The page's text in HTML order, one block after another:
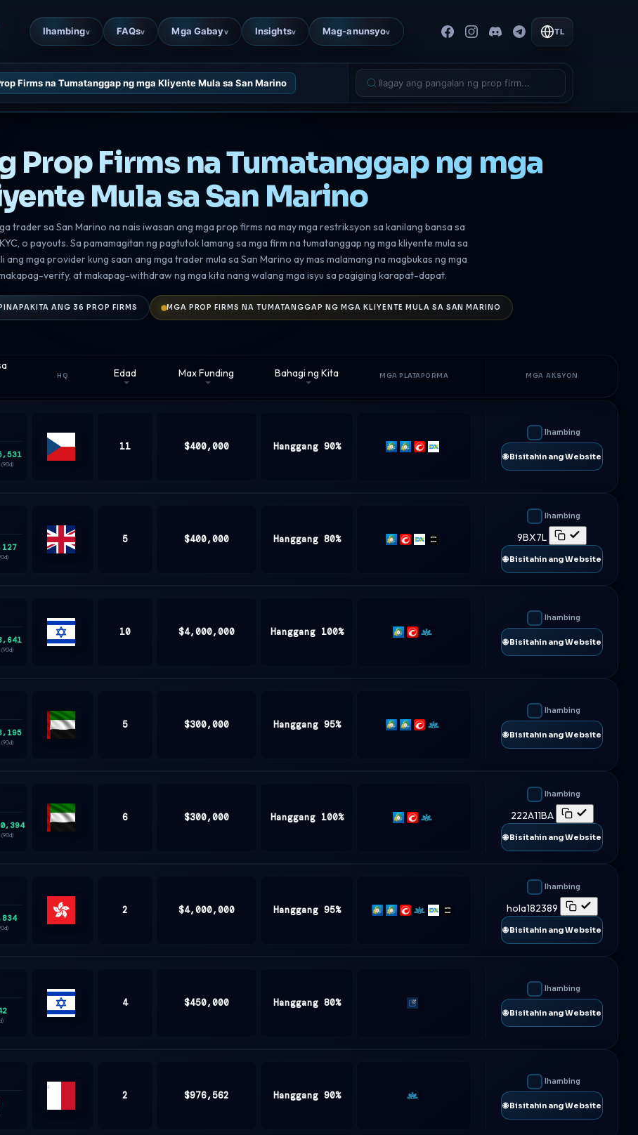
Ihambingv FAQsv Mga Gabayv Insightsv Mag-anunsyov TL
Firms na Tumatanggap ng mga Kliyente Mula sa San Marino
Prop Firms na Tumatanggap ng mga
Mula sa San Marino
trader sa San Marino na nais iwasan ang mga prop firms na may mga restriksyon sa kanilang bansa sa
o payouts. Sa pamamagitan ng pagtutok lamang sa mga firm na tumatanggap ng mga kliyente mula sa
ang mga provider kung saan ang mga trader mula sa San Marino ay mas malamang na magbukas ng mga
verify, at makapag-withdraw ng mga kita nang walang mga isyu sa pagiging karapat-dapat.
ANG 36 PROP FIRMS MGA PROP FIRMS NA TUMATANGGAP NG MGA KLIYENTE MULA SA SAN MARINO
HQ Edad Max Funding Bahagi ng Kita MGA PLATAPORMA MGA AKSYON
(90d)
11 $400,000 Hanggang 90% MT4MT5cTrader
DXtrade
Ihambing
🌐 Bisitahin ang Website
5 $400,000 Hanggang 80% MT5cTrader
DXtrade
TradeLocker
Ihambing
9BX7L
🌐 Bisitahin ang Website
(90d)
10 $4,000,000 Hanggang 100% MT5cTrader
Match-
Ihambing
🌐 Bisitahin ang Website
(90d)
5 $300,000 Hanggang 95% MT4MT5cTrader
Match-
Ihambing
🌐 Bisitahin ang Website
(90d)
6 $300,000 Hanggang 100% MT5cTrader
Match-
Ihambing
222A11BA
🌐 Bisitahin ang Website
2 $4,000,000 Hanggang 95% MT4MT5cTrader
Match-
DXtrade
TradeLocker
Ihambing
hola182389
🌐 Bisitahin ang Website
4 $450,000 Hanggang 80% Traderevolution
Ihambing
🌐 Bisitahin ang Website
2 $976,562 Hanggang 90%
Match-
Ihambing
🌐 Bisitahin ang Website